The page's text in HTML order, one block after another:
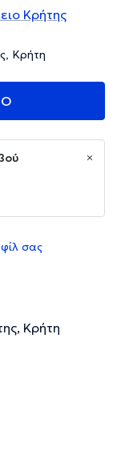
Κρήτης
Κρήτη
σας
Κρήτη